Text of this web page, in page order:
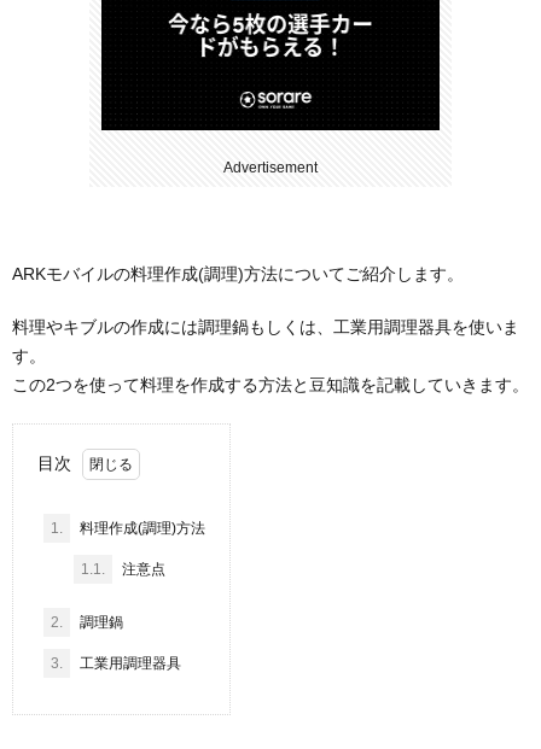
Advertisement
ARKモバイルの料理作成(調理)方法についてご紹介します。
料理やキブルの作成には調理鍋もしくは、工業用調理器具を使いま
す。
この2つを使って料理を作成する方法と豆知識を記載していきます。
目次
1. 料理作成(調理)方法
1.1. 注意点
2. 調理鍋
3. 工業用調理器具